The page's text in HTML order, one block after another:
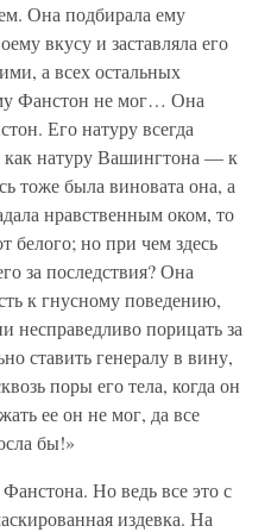
Она подбирала ему
вкусу и заставляла его
а всех остальных
Фанстон не мог… Она
Его натуру всегда
как натуру Вашингтона — к
тоже была виновата она, а
нравственным оком, то
белого; но при чем здесь
за последствия? Она
к гнусному поведению,
порицать за
ставить генералу в вину,
поры его тела, когда он
ее он не мог, да все
бы!»
Но ведь все это с
издевка. На